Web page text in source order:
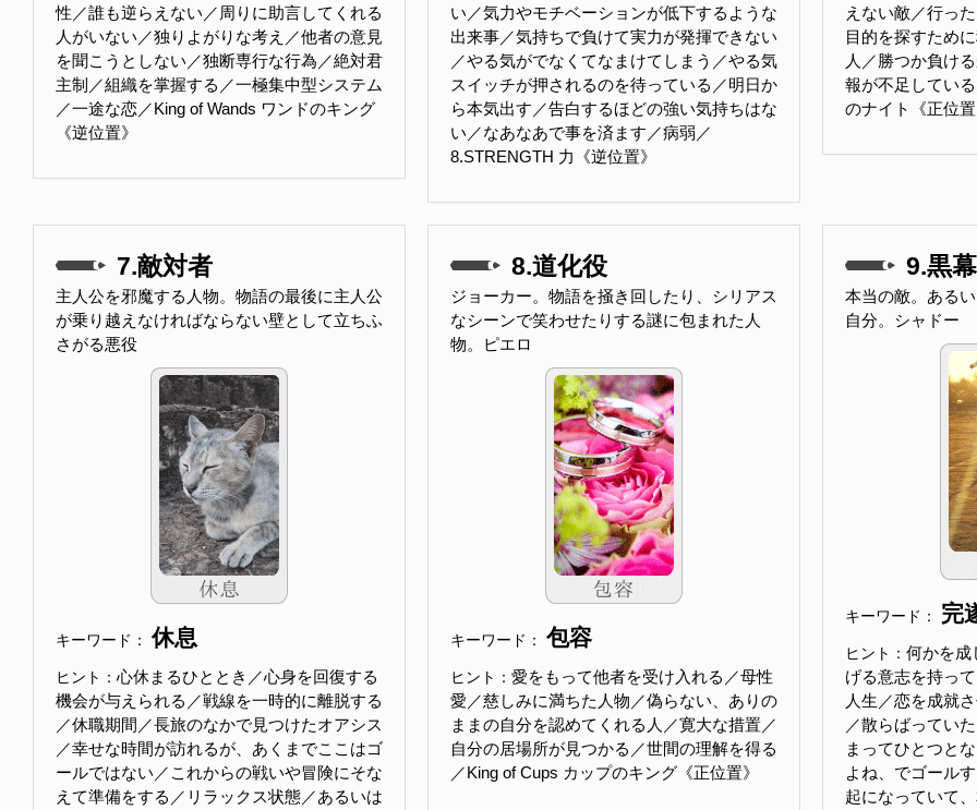
性／誰も逆らえない／周りに助言してくれる
人がいない／独りよがりな考え／他者の意見
を聞こうとしない／独断専行な行為／絶対君
主制／組織を掌握する／一極集中型システム
／一途な恋／King of Wands ワンドのキング
《逆位置》
い／気力やモチベーションが低下するような
出来事／気持ちで負けて実力が発揮できない
／やる気がでなくてなまけてしまう／やる気
スイッチが押されるのを待っている／明日か
ら本気出す／告白するほどの強い気持ちはな
い／なあなあで事を済ます／病弱／
8.STRENGTH 力《逆位置》
えない敵／行っ
目的を探すため
人／勝つか負け
報が不足してい
のナイト《正位
7.敵対者
主人公を邪魔する人物。物語の最後に主人公
が乗り越えなければならない壁として立ちふ
さがる悪役
キーワード：休息
ヒント： 心休まるひととき／心身を回復する
機会が与えられる／戦線を一時的に離脱する
／休職期間／長旅のなかで見つけたオアシス
／幸せな時間が訪れるが、あくまでここはゴ
ールではない／これからの戦いや冒険にそな
えて準備をする／リラックス状態／あるいは
8.道化役
ジョーカー。物語を掻き回したり、シリアス
なシーンで笑わせたりする謎に包まれた人
物。ピエロ
キーワード： 包容
ヒント： 愛をもって他者を受け入れる／母性
愛／慈しみに満ちた人物／偽らない、ありの
ままの自分を認めてくれる人／寛大な措置／
自分の居場所が見つかる／世間の理解を得る
／King of Cups カップのキング《正位置》
9.黒幕
本当の敵。ある
自分。シャドー
キーワード： 完
ヒント： 何かを成
げる意志を持っ
人生／恋を成就
／散らばってい
まってひとつと
よね、でゴール
起になっていて